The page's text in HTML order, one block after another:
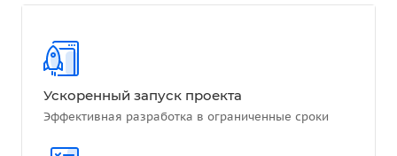
Ускоренный запуск проекта
Эффективная разработка в ограниченные сроки